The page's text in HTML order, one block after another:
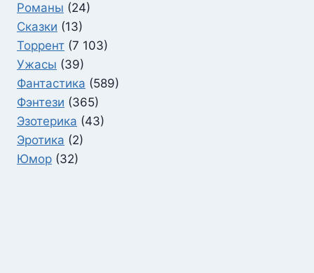
Романы (24)
Сказки (13)
Торрент (7 103)
Ужасы (39)
Фантастика (589)
Фэнтези (365)
Эзотерика (43)
Эротика (2)
Юмор (32)